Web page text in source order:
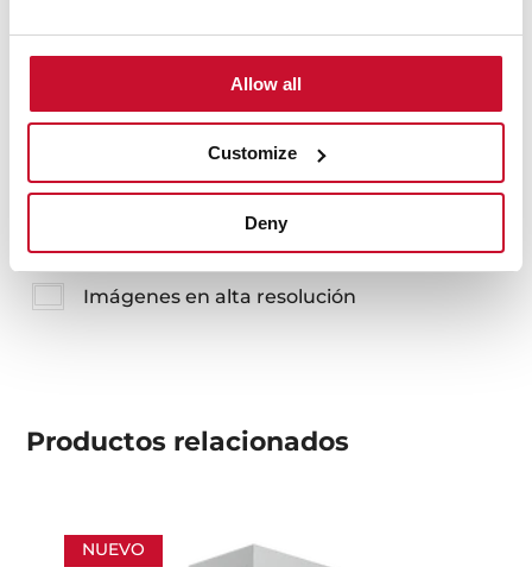
Allow all
Customize
Deny
También te puede interesar
Ficha de producto
Imágenes en alta resolución
Productos relacionados
NUEVO